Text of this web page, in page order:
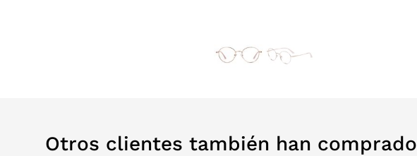
Otros clientes también han comprado